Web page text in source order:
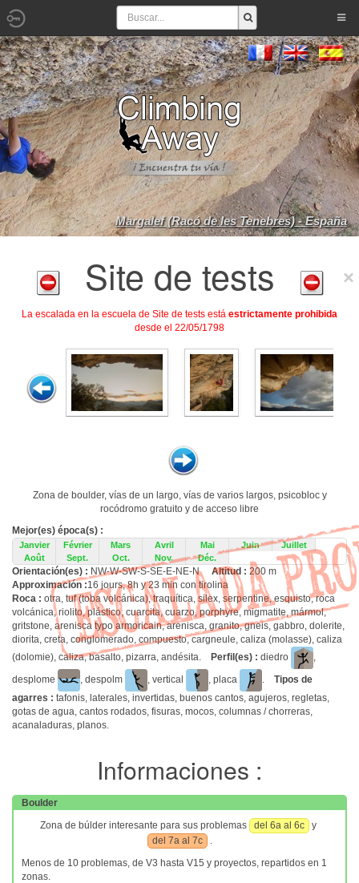
Margalef (Racó de les Tenebres) - España
Site de tests
La escalada en la escuela de Site de tests está estrictamente prohibida
desde el 22/05/1798
Zona de boulder, vías de un largo, vías de varios largos, psicobloc y
rocódromo gratuito y de acceso libre
Mejor(es) época(s) :
Janvier Février Mars Avril Mai Juin
Juillet
Août
Sept. Oct. Nov. Déc.
Orientación(es) : NW-W-SW-S-SE-E-NE-N Altitud : 200 m
Approximación :16 jours, 8h y 23 min con tirolina
Roca : otra, tuf (toba volcánica), traquítica, silex, serpentine, esquisto, roca
volcánica, riolito, plástico, cuarcita, cuarzo, porphyre, migmatite, mármol,
gritstone, arenisca typo armoricain, arenisca, granito, gneis, gabbro, dolerite,
diorita, creta, conglomerado, compuesto, cargneule, caliza (molasse), caliza
(dolomie), caliza, basalto, pizarra, andésita. Perfil(es) : diedro
desplome
, despolm , vertical , placa
Tipos de
agarres : tafonis, laterales, invertidas, buenos cantos, agujeros, regletas,
gotas de agua, cantos rodados, fisuras, mocos, columnas / chorreras,
acanaladuras, planos.
Informaciones :
Boulder
Zona de búlder interesante para sus problemas
del 6a al 6c
y
del 7a al 7c .
Menos de 10 problemas, de V3 hasta V15 y proyectos, repartidos en 1
zonas.